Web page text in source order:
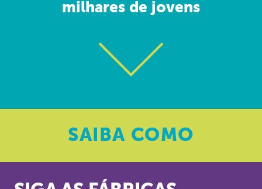
milhares de jovens
SAIBA COMO